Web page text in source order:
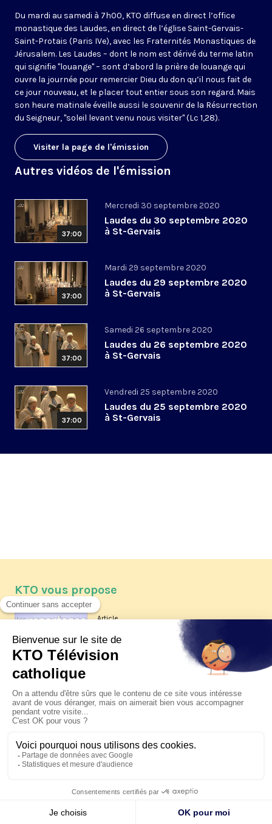
Du mardi au samedi à 7h00, KTO diffuse en direct l’office
monastique des Laudes, en direct de l’église Saint-Gervais-
Saint-Protais (Paris IVe), avec les Fraternités Monastiques de
Jérusalem. Les Laudes – dont le nom est dérivé du terme latin
qui signifie "louange" – sont d’abord la prière de louange qui
ouvre la journée pour remercier Dieu du don qu’il nous fait de
ce jour nouveau, et le placer tout entier sous son regard. Mais
son heure matinale éveille aussi le souvenir de la Résurrection
du Seigneur, "soleil levant venu nous visiter" (Lc 1,28).
Visiter la page de l'émission
Autres vidéos de l'émission
37:00
Mercredi 30 septembre 2020
Laudes du 30 septembre 2020
à St-Gervais
37:00
Mardi 29 septembre 2020
Laudes du 29 septembre 2020
à St-Gervais
37:00
Samedi 26 septembre 2020
Laudes du 26 septembre 2020
à St-Gervais
37:00
Vendredi 25 septembre 2020
Laudes du 25 septembre 2020
à St-Gervais
KTO vous propose
Article
Les reportages d'été 2026 de KTO
La visite pastorale du pape Léon
XIV à Assise à suivre sur KTO le
jeudi 6 août
Le pape en Uruguay, Argentine et
Pérou du 6 au 17 novembre 2026
© KTO 2026 — Mentions légales